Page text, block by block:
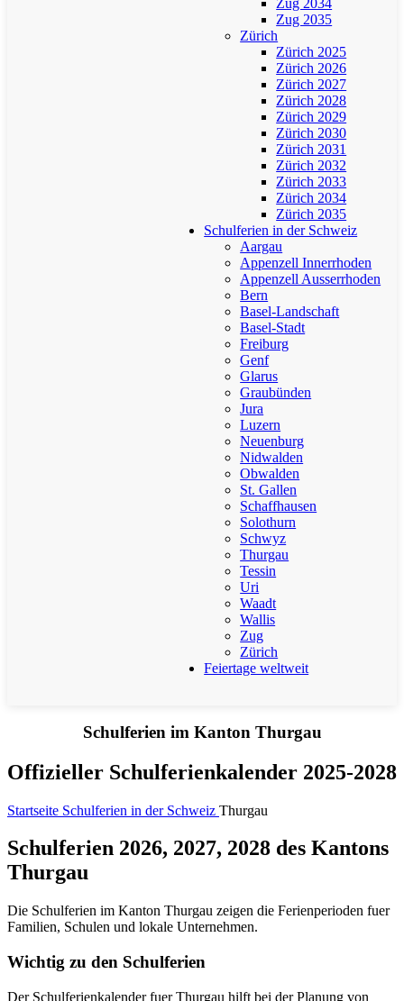
Zug 2034
Zug 2035
Zürich
Zürich 2025
Zürich 2026
Zürich 2027
Zürich 2028
Zürich 2029
Zürich 2030
Zürich 2031
Zürich 2032
Zürich 2033
Zürich 2034
Zürich 2035
Schulferien in der Schweiz
Aargau
Appenzell Innerrhoden
Appenzell Ausserrhoden
Bern
Basel-Landschaft
Basel-Stadt
Freiburg
Genf
Glarus
Graubünden
Jura
Luzern
Neuenburg
Nidwalden
Obwalden
St. Gallen
Schaffhausen
Solothurn
Schwyz
Thurgau
Tessin
Uri
Waadt
Wallis
Zug
Zürich
Feiertage weltweit
Schulferien im Kanton Thurgau
Offizieller Schulferienkalender 2025-2028
Startseite Schulferien in der Schweiz Thurgau
Schulferien 2026, 2027, 2028 des Kantons
Thurgau
Die Schulferien im Kanton Thurgau zeigen die Ferienperioden fuer
Familien, Schulen und lokale Unternehmen.
Wichtig zu den Schulferien
Der Schulferienkalender fuer Thurgau hilft bei der Planung von